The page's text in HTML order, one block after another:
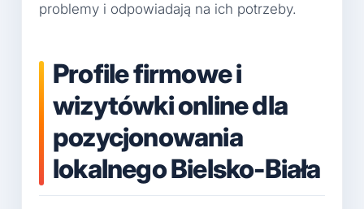
problemy i odpowiadają na ich potrzeby.
Profile firmowe i
wizytówki online dla
pozycjonowania
lokalnego Bielsko-Biała